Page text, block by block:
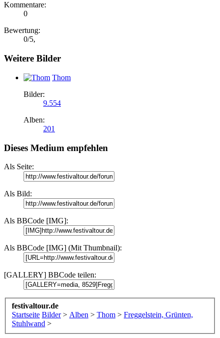
Kommentare:
0
Bewertung:
0/5,
Weitere Bilder
Thom
Bilder:
9.554
Alben:
201
Dieses Medium empfehlen
Als Seite:
Als Bild:
Als BBCode [IMG]:
Als BBCode [IMG] (Mit Thumbnail):
[GALLERY] BBCode teilen:
festivaltour.de
Startseite Bilder > Alben > Thom > Freggelstein, Grünten,
Stuhlwand >